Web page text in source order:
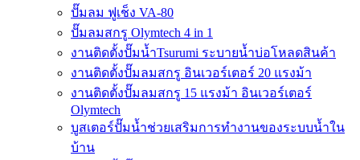
ปั๊มลม ฟูเช็ง VA-80
ปั๊มลมสกรู Olymtech 4 in 1
งานติดตั้งปั๊มน้ำTsurumi ระบายน้ำบ่อโหลดสินค้า
งานติดตั้งปั๊มลมสกรู อินเวอร์เตอร์ 20 แรงม้า
งานติดตั้งปั๊มลมสกรู 15 แรงม้า อินเวอร์เตอร์
Olymtech
บูสเตอร์ปั๊มน้ำช่วยเสริมการทำงานของระบบน้ำใน
บ้าน